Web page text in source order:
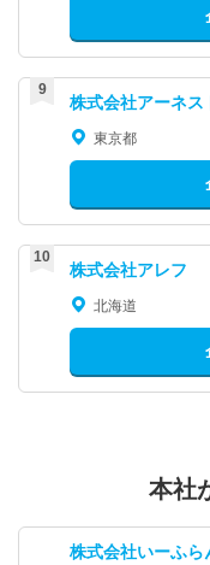
株式会社アーネス
東京都
株式会社アレフ
北海道
本社
株式会社いーふら